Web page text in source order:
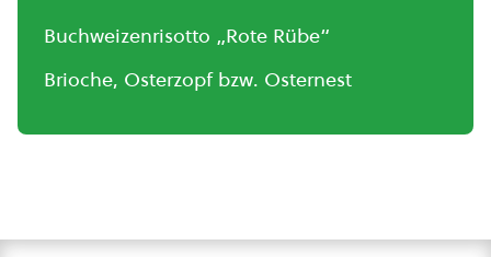
Buchweizenrisotto „Rote Rübe“
Brioche, Osterzopf bzw. Osternest